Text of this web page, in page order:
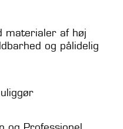
materialer af høj
og pålidelig